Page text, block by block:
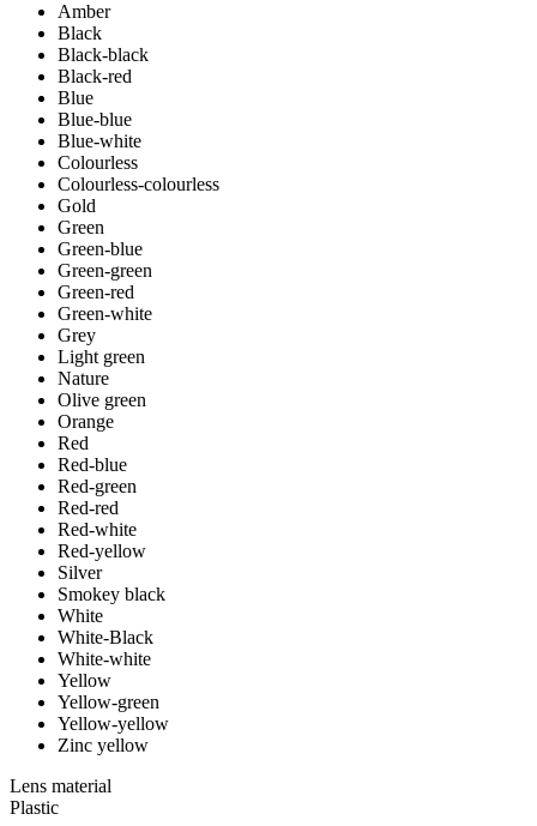
Amber
Black
Black-black
Black-red
Blue
Blue-blue
Blue-white
Colourless
Colourless-colourless
Gold
Green
Green-blue
Green-green
Green-red
Green-white
Grey
Light green
Nature
Olive green
Orange
Red
Red-blue
Red-green
Red-red
Red-white
Red-yellow
Silver
Smokey black
White
White-Black
White-white
Yellow
Yellow-green
Yellow-yellow
Zinc yellow
Lens material
Plastic